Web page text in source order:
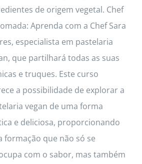
de origem vegetal. Chef
Aprenda com a Chef Sara
especialista em pastelaria
que partilhará todas as suas
e truques. Este curso
a possibilidade de explorar a
vegan de uma forma
e deliciosa, proporcionando
formação que não só se
com o sabor, mas também